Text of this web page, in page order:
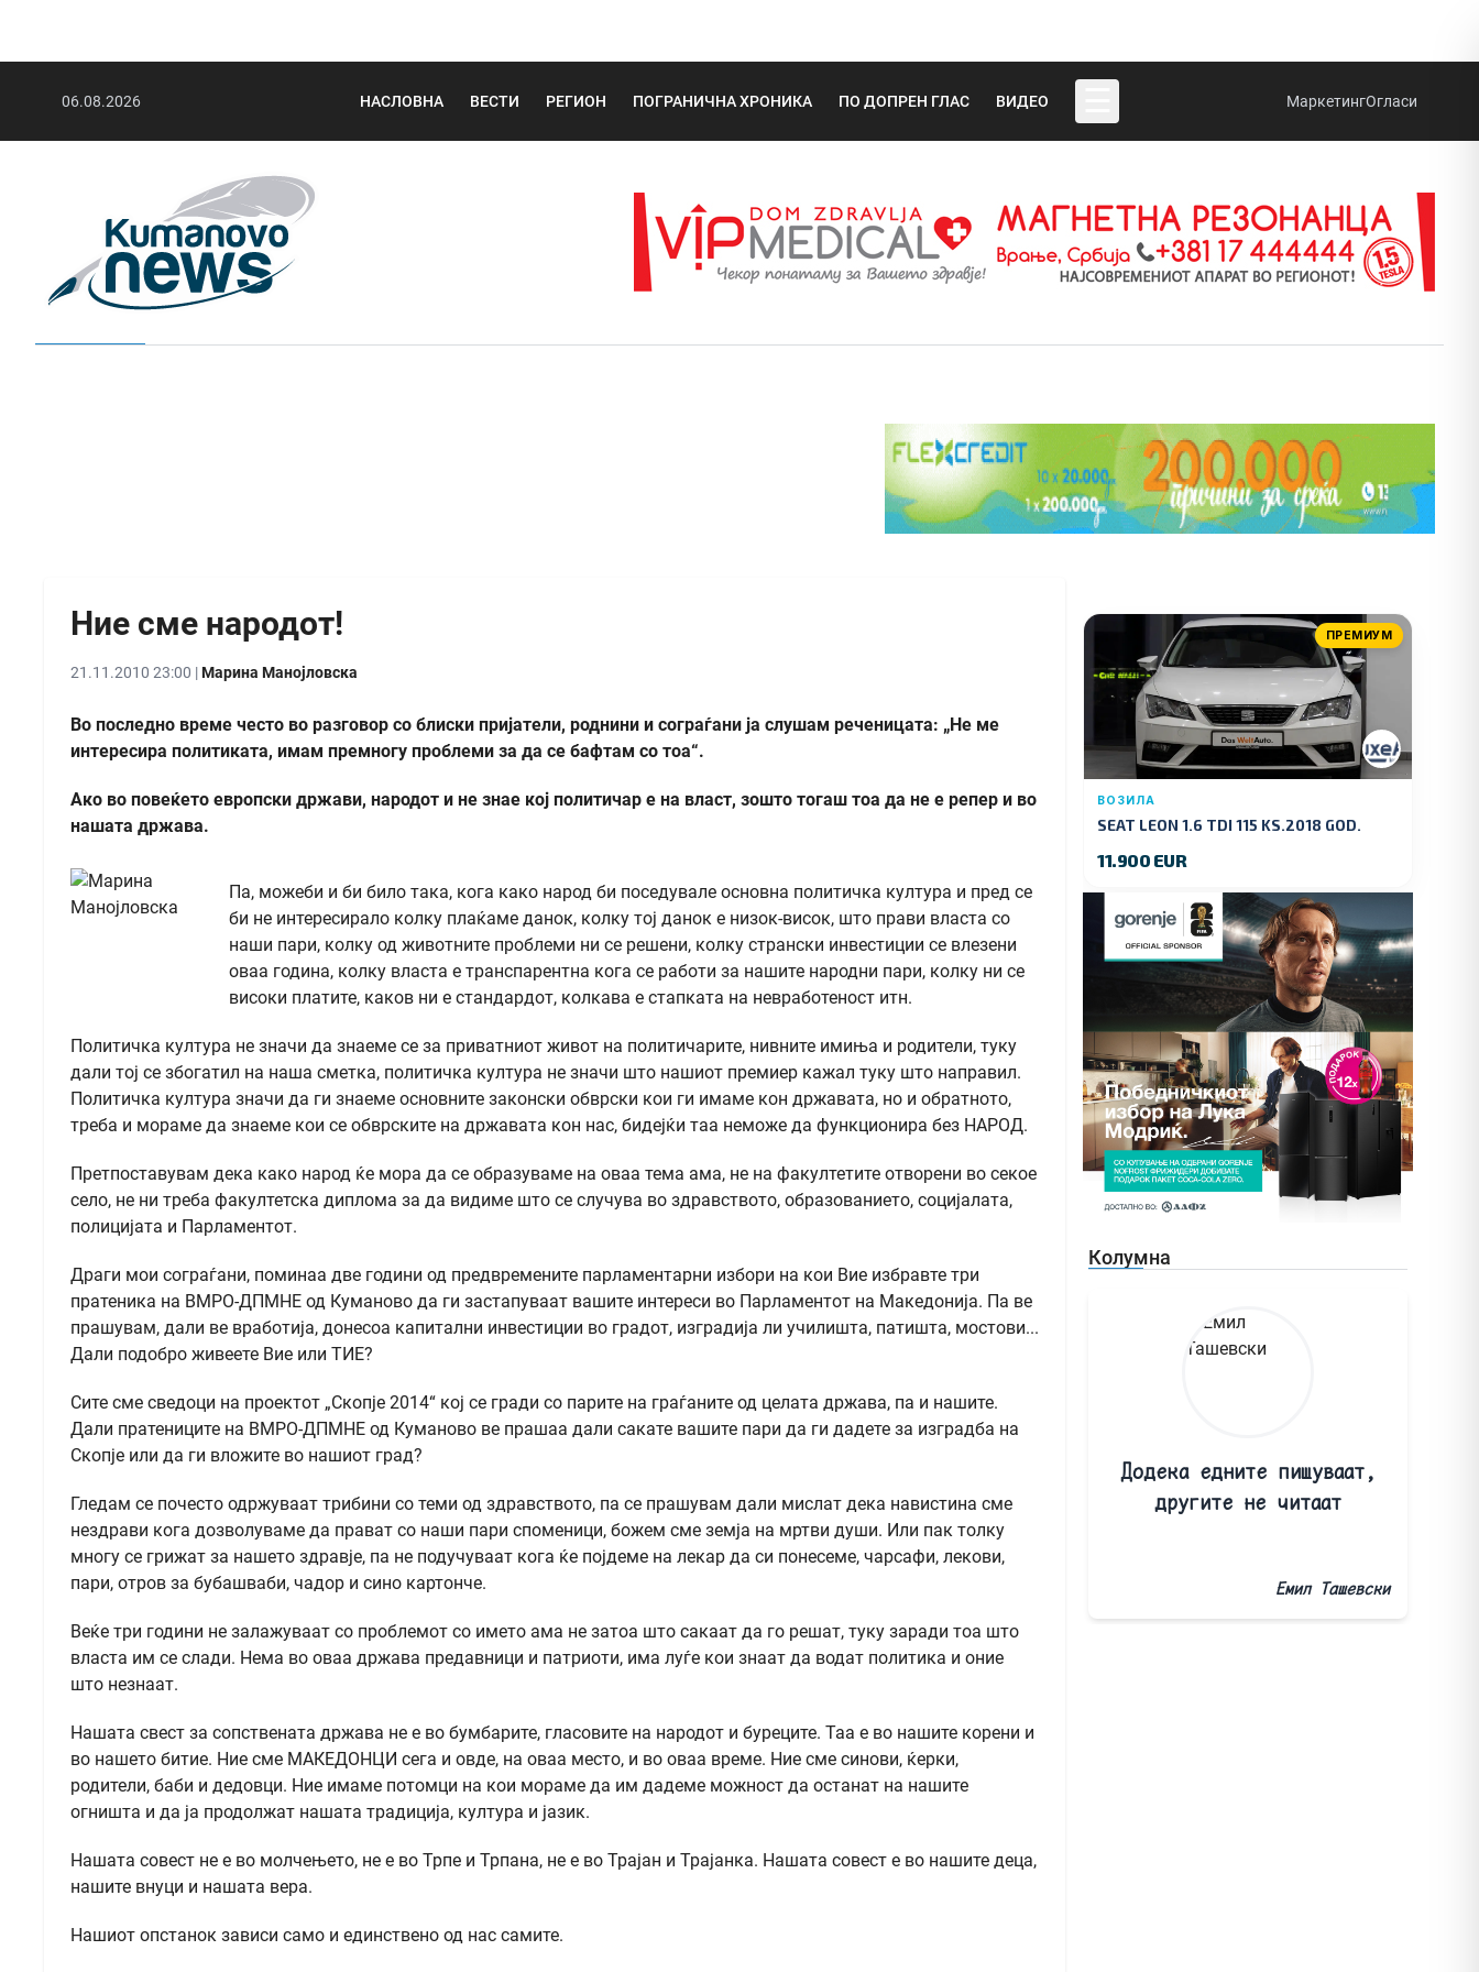
06.08.2026 НАСЛОВНА ВЕСТИ РЕГИОН ПОГРАНИЧНА ХРОНИКА ПО ДОПРЕН ГЛАС ВИДЕО МаркетингОгласи
Ние сме народот!
21.11.2010 23:00 |Марина Манојловска
Во последно време често во разговор со блиски пријатели, роднини и сограѓани ја слушам реченицата: „Не ме
интересира политиката, имам премногу проблеми за да се бафтам со тоа“.
Ако во повеќето европски држави, народот и не знае кој политичар е на власт, зошто тогаш тоа да не е репер и во
нашата држава.
Па, можеби и би било така, кога како народ би поседувале основна политичка култура и пред се
би не интересирало колку плаќаме данок, колку тој данок е низок-висок, што прави власта со
наши пари, колку од животните проблеми ни се решени, колку странски инвестиции се влезени
оваа година, колку власта е транспарентна кога се работи за нашите народни пари, колку ни се
високи платите, каков ни е стандардот, колкава е стапката на невработеност итн.
Политичка култура не значи да знаеме се за приватниот живот на политичарите, нивните имиња и родители, туку
дали тој се збогатил на наша сметка, политичка култура не значи што нашиот премиер кажал туку што направил.
Политичка култура значи да ги знаеме основните законски обврски кои ги имаме кон државата, но и обратното,
треба и мораме да знаеме кои се обврските на државата кон нас, бидејќи таа неможе да функционира без НАРОД.
Претпоставувам дека како народ ќе мора да се образуваме на оваа тема ама, не на факултетите отворени во секое
село, не ни треба факултетска диплома за да видиме што се случува во здравството, образованието, социјалата,
полицијата и Парламентот.
Драги мои сограѓани, поминаа две години од предвремените парламентарни избори на кои Вие избравте три
пратеника на ВМРО-ДПМНЕ од Куманово да ги застапуваат вашите интереси во Парламентот на Македонија. Па ве
прашувам, дали ве вработија, донесоа капитални инвестиции во градот, изградија ли училишта, патишта, мостови...
Дали подобро живеете Вие или ТИЕ?
Сите сме сведоци на проектот „Скопје 2014“ кој се гради со парите на граѓаните од целата држава, па и нашите.
Дали пратениците на ВМРО-ДПМНЕ од Куманово ве прашаа дали сакате вашите пари да ги дадете за изградба на
Скопје или да ги вложите во нашиот град?
Гледам се почесто одржуваат трибини со теми од здравството, па се прашувам дали мислат дека навистина сме
нездрави кога дозволуваме да прават со наши пари споменици, божем сме земја на мртви души. Или пак толку
многу се грижат за нашето здравје, па не подучуваат кога ќе појдеме на лекар да си понесеме, чарсафи, лекови,
пари, отров за бубашваби, чадор и сино картонче.
Веќе три години не залажуваат со проблемот со името ама не затоа што сакаат да го решат, туку заради тоа што
власта им се слади. Нема во оваа држава предавници и патриоти, има луѓе кои знаат да водат политика и оние
што незнаат.
Нашата свест за сопствената држава не е во бумбарите, гласовите на народот и буреците. Таа е во нашите корени и
во нашето битие. Ние сме МАКЕДОНЦИ сега и овде, на оваа место, и во оваа време. Ние сме синови, ќерки,
родители, баби и дедовци. Ние имаме потомци на кои мораме да им дадеме можност да останат на нашите
огништа и да ја продолжат нашата традиција, култура и јазик.
Нашата совест не е во молчењето, не е во Трпе и Трпана, не е во Трајан и Трајанка. Нашата совест е во нашите деца,
нашите внуци и нашата вера.
Нашиот опстанок зависи само и единствено од нас самите.
ПРЕМИУМ
ВОЗИЛА
SEAT LEON 1.6 TDI 115 KS.2018 GOD.
11.900 EUR
Колумна
Додека едните пишуваат,
другите не читаат
Емил Ташевски